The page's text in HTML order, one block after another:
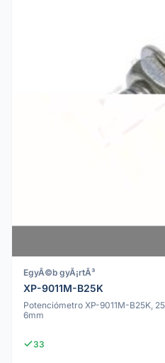
EgyÃ©b gyÃ¡rtÃ³
XP-9011M-B25K
Potenciómetro XP-9011M-B25K,
6mm
33